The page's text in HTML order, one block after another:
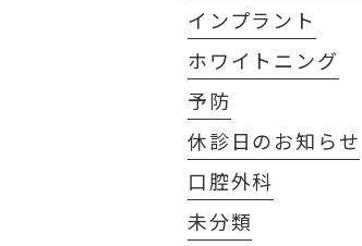
インプラント
ホワイトニング
予防
休診日のお知らせ
口腔外科
未分類